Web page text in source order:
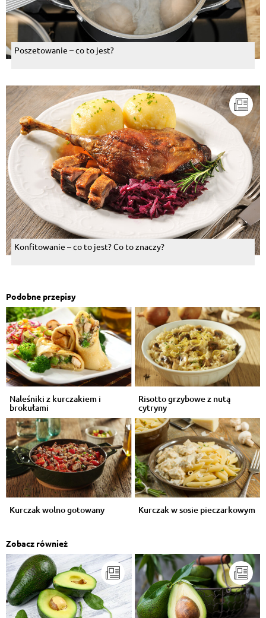
Poszetowanie – co to jest?
Konfitowanie – co to jest? Co to znaczy?
Podobne przepisy
Naleśniki z kurczakiem i
brokułami
Risotto grzybowe z nutą
cytryny
Kurczak wolno gotowany Kurczak w sosie pieczarkowym
Zobacz również